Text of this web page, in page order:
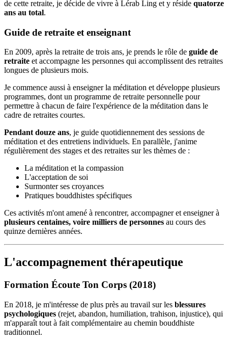
de cette retraite, je décide de vivre à Lérab Ling et y réside quatorze
ans au total.
Guide de retraite et enseignant
En 2009, après la retraite de trois ans, je prends le rôle de guide de
retraite et accompagne les personnes qui accomplissent des retraites
longues de plusieurs mois.
Je commence aussi à enseigner la méditation et développe plusieurs
programmes, dont un programme de retraite personnelle pour
permettre à chacun de faire l'expérience de la méditation dans le
cadre de retraites courtes.
Pendant douze ans, je guide quotidiennement des sessions de
méditation et des entretiens individuels. En parallèle, j'anime
régulièrement des stages et des retraites sur les thèmes de :
La méditation et la compassion
L'acceptation de soi
Surmonter ses croyances
Pratiques bouddhistes spécifiques
Ces activités m'ont amené à rencontrer, accompagner et enseigner à
plusieurs centaines, voire milliers de personnes au cours des
quinze dernières années.
L'accompagnement thérapeutique
Formation Écoute Ton Corps (2018)
En 2018, je m'intéresse de plus près au travail sur les blessures
psychologiques (rejet, abandon, humiliation, trahison, injustice), qui
m'apparaît tout à fait complémentaire au chemin bouddhiste
traditionnel.